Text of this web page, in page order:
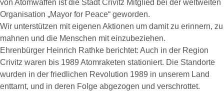
von Atomwaffen ist die Stadt Crivitz Mitglied bei der weltweiten
Organisation „Mayor for Peace“ geworden.
Wir unterstützen mit eigenen Aktionen um damit zu erinnern, zu
mahnen und die Menschen mit einzubeziehen.
Ehrenbürger Heinrich Rathke berichtet: Auch in der Region
Crivitz waren bis 1989 Atomraketen stationiert. Die Standorte
wurden in der friedlichen Revolution 1989 in unserem Land
enttarnt, und in deren Folge abgezogen und verschrottet.